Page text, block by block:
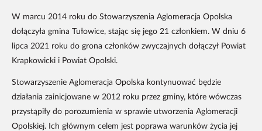
W marcu 2014 roku do Stowarzyszenia Aglomeracja Opolska
dołączyła gmina Tułowice, stając się jego 21 członkiem. W dniu 6
lipca 2021 roku do grona członków zwyczajnych dołączył Powiat
Krapkowicki i Powiat Opolski.
Stowarzyszenie Aglomeracja Opolska kontynuować będzie
działania zainicjowane w 2012 roku przez gminy, które wówczas
przystąpiły do porozumienia w sprawie utworzenia Aglomeracji
Opolskiej. Ich głównym celem jest poprawa warunków życia jej